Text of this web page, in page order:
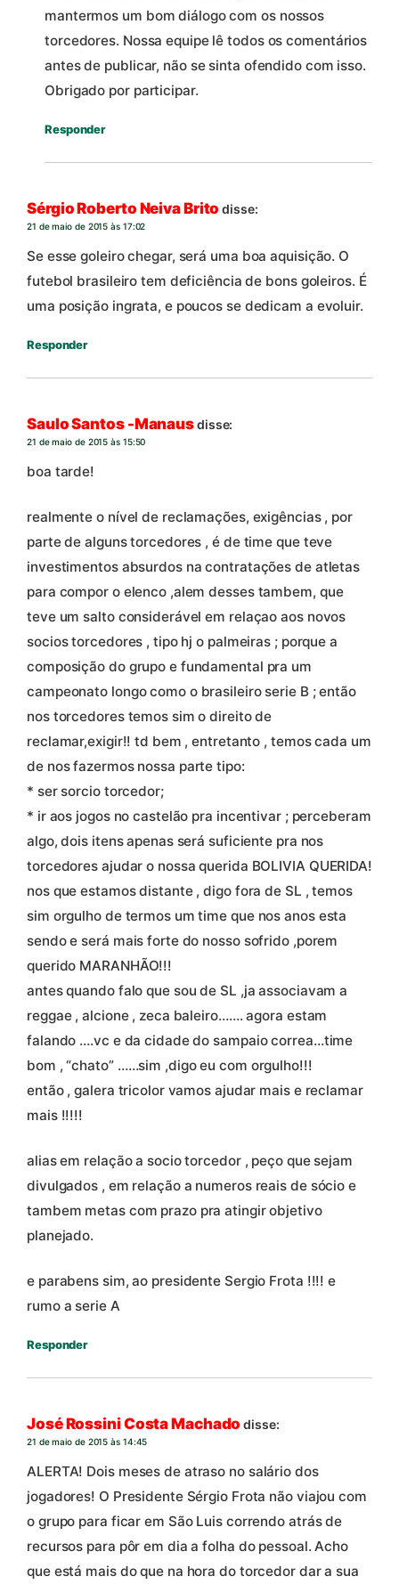
mantermos um bom diálogo com os nossos
torcedores. Nossa equipe lê todos os comentários
antes de publicar, não se sinta ofendido com isso.
Obrigado por participar.
Responder
Sérgio Roberto Neiva Brito disse:
21 de maio de 2015 às 17:02
Se esse goleiro chegar, será uma boa aquisição. O
futebol brasileiro tem deficiência de bons goleiros. É
uma posição ingrata, e poucos se dedicam a evoluir.
Responder
Saulo Santos -Manausdisse:
21 de maio de 2015 às 15:50
boa tarde!
realmente o nível de reclamações, exigências , por
parte de alguns torcedores , é de time que teve
investimentos absurdos na contratações de atletas
para compor o elenco ,alem desses tambem, que
teve um salto considerável em relaçao aos novos
socios torcedores , tipo hj o palmeiras ; porque a
composição do grupo e fundamental pra um
campeonato longo como o brasileiro serie B ; então
nos torcedores temos sim o direito de
reclamar,exigir!! td bem , entretanto , temos cada um
de nos fazermos nossa parte tipo:
* ser sorcio torcedor;
* ir aos jogos no castelão pra incentivar ; perceberam
algo, dois itens apenas será suficiente pra nos
torcedores ajudar o nossa querida BOLIVIA QUERIDA!
nos que estamos distante , digo fora de SL , temos
sim orgulho de termos um time que nos anos esta
sendo e será mais forte do nosso sofrido ,porem
querido MARANHÃO!!!
antes quando falo que sou de SL ,ja associavam a
reggae , alcione , zeca baleiro……. agora estam
falando ….vc e da cidade do sampaio correa…time
bom , “chato” ……sim ,digo eu com orgulho!!!
então , galera tricolor vamos ajudar mais e reclamar
mais !!!!!
alias em relação a socio torcedor , peço que sejam
divulgados , em relação a numeros reais de sócio e
tambem metas com prazo pra atingir objetivo
planejado.
e parabens sim, ao presidente Sergio Frota !!!! e
rumo a serie A
Responder
José Rossini Costa Machado disse:
21 de maio de 2015 às 14:45
ALERTA! Dois meses de atraso no salário dos
jogadores! O Presidente Sérgio Frota não viajou com
o grupo para ficar em São Luis correndo atrás de
recursos para pôr em dia a folha do pessoal. Acho
que está mais do que na hora do torcedor dar a sua